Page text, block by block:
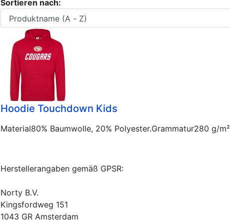
Sortieren nach:
Hoodie Touchdown Kids
Material80% Baumwolle, 20% Polyester.Grammatur280 g/m²
Herstellerangaben gemäß GPSR:
Norty B.V.
Kingsfordweg 151
1043 GR Amsterdam